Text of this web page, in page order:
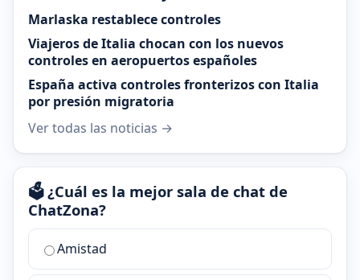
Marlaska restablece controles
Viajeros de Italia chocan con los nuevos
controles en aeropuertos españoles
España activa controles fronterizos con Italia
por presión migratoria
Ver todas las noticias →
🗳️ ¿Cuál es la mejor sala de chat de
ChatZona?
¿Cuál
Amistad